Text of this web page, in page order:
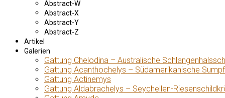
Abstract-W
Abstract-X
Abstract-Y
Abstract-Z
Artikel
Galerien
Gattung Chelodina – Australische
Gattung Acanthochelys – Südamerikanische
Gattung Actinemys
Gattung Aldabrachelys – Seychellen-